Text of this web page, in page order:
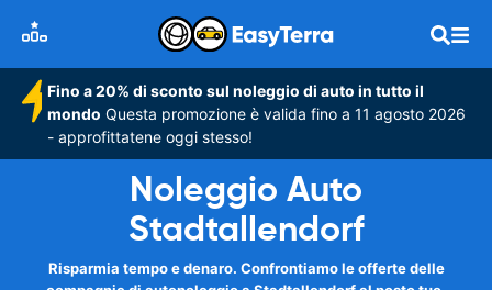
Fino a 20% di sconto sul noleggio di auto in tutto il
mondo Questa promozione è valida fino a 11 agosto 2026
- approfittatene oggi stesso!
Noleggio Auto
Stadtallendorf
Risparmia tempo e denaro. Confrontiamo le offerte delle